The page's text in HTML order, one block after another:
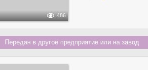
486
Передан в другое предприятие или на завод